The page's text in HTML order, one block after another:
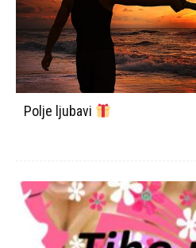
Polje ljubavi